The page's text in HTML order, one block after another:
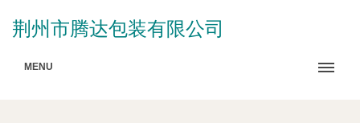
荆州市腾达包装有限公司
MENU